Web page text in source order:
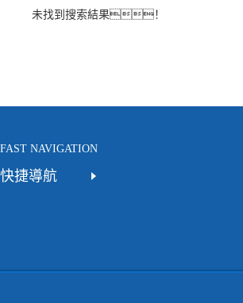
未找到搜索結果！
FAST NAVIGATION
快捷導航